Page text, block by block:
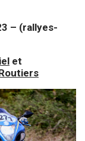
– (rallyes-
et